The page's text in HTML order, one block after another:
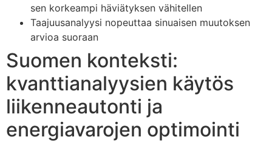
sen korkeampi häviätyksen vähitellen
Taajuusanalyysi nopeuttaa sinuaisen muutoksen
arvioa suoraan
Suomen konteksti:
kvanttianalyysien käytös
liikenneautonti ja
energiavarojen optimointi